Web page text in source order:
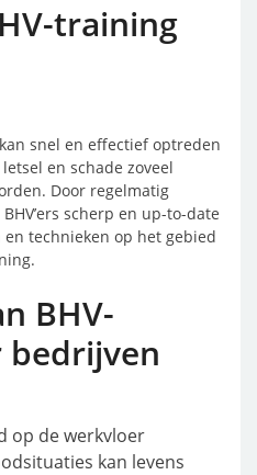
training
snel en effectief optreden
en schade zoveel
Door regelmatig
scherp en up-to-date
technieken op het gebied
BHV-
op de werkvloer
kan levens